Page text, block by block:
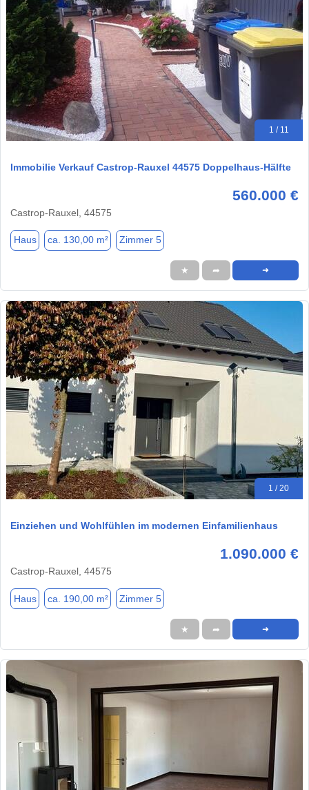
1 / 11
Immobilie Verkauf Castrop-Rauxel 44575 Doppelhaus-Hälfte
560.000 €
Castrop-Rauxel, 44575
Haus ca. 130,00 m² Zimmer 5
★ ➦ ➜
1 / 20
Einziehen und Wohlfühlen im modernen Einfamilienhaus
1.090.000 €
Castrop-Rauxel, 44575
Haus ca. 190,00 m² Zimmer 5
★ ➦ ➜